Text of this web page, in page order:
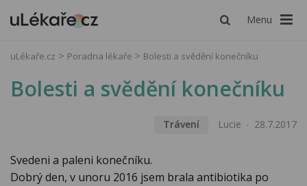
Menu
uLékaře.cz Poradna lékaře Bolesti a svědění konečníku
Bolesti a svědění konečníku
Trávení Lucie 28.7.2017
Svedeni a paleni konečníku.
Dobrý den, v unoru 2016 jsem brala antibiotika po